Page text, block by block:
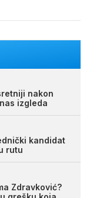
nakon
izgleda
kandidat
rutu
Zdravković?